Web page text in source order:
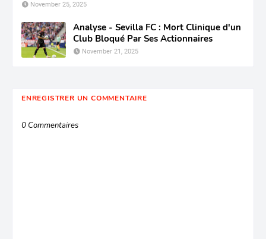
November 25, 2025
Analyse - Sevilla FC : Mort Clinique d'un
Club Bloqué Par Ses Actionnaires
November 21, 2025
ENREGISTRER UN COMMENTAIRE
0 Commentaires